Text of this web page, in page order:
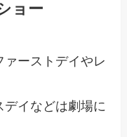
ョー
ァーストデイやレ
デイなどは劇場に